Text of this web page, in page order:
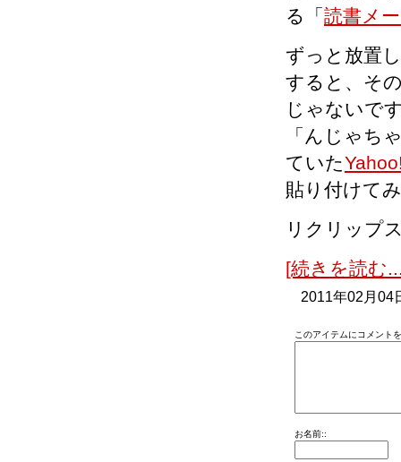
る「 読書メ
ずっと放置
すると、そ
じゃないで
「んじゃち
ていた
貼り付けて
リクリップ
[続きを読む
2011年02月
このアイテムにコメント
お名前::